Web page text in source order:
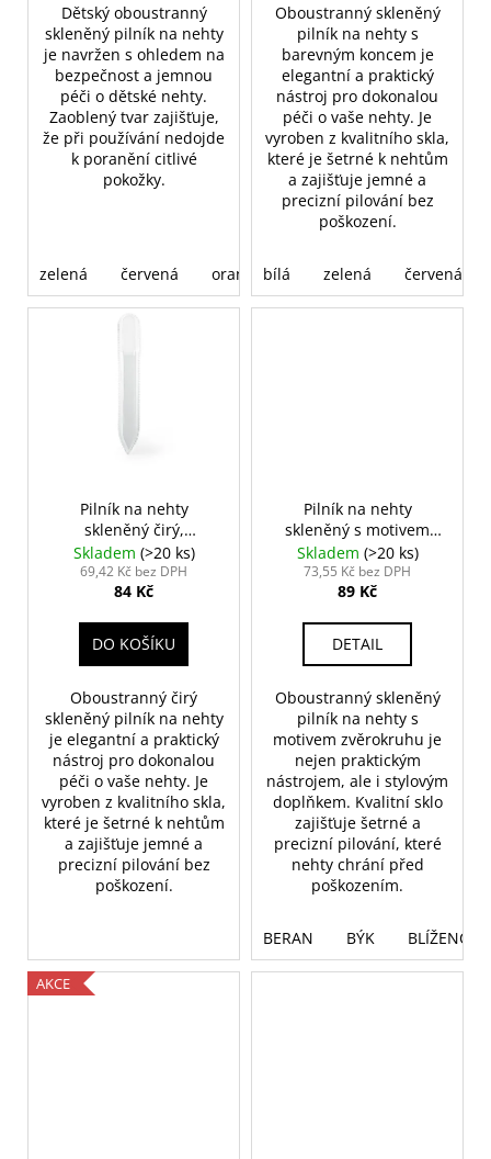
Dětský oboustranný
skleněný pilník na nehty
je navržen s ohledem na
bezpečnost a jemnou
péči o dětské nehty.
Zaoblený tvar zajišťuje,
že při používání nedojde
k poranění citlivé
pokožky.
zelená červená oranžová
Oboustranný skleněný
pilník na nehty s
barevným koncem je
elegantní a praktický
nástroj pro dokonalou
péči o vaše nehty. Je
vyroben z kvalitního skla,
které je šetrné k nehtům
a zajišťuje jemné a
precizní pilování bez
poškození.
bílá zelená červená
Pilník na nehty
skleněný čirý,
oboustranný
Skladem (>20 ks)
69,42 Kč bez DPH
84 Kč
DO KOŠÍKU
Oboustranný čirý
skleněný pilník na nehty
je elegantní a praktický
nástroj pro dokonalou
péči o vaše nehty. Je
vyroben z kvalitního skla,
které je šetrné k nehtům
a zajišťuje jemné a
precizní pilování bez
poškození.
Pilník na nehty
skleněný s motivem
zvěrokruhu
Skladem (>20 ks)
73,55 Kč bez DPH
89 Kč
DETAIL
Oboustranný skleněný
pilník na nehty s
motivem zvěrokruhu je
nejen praktickým
nástrojem, ale i stylovým
doplňkem. Kvalitní sklo
zajišťuje šetrné a
precizní pilování, které
nehty chrání před
poškozením.
BERAN BÝK BLÍŽENCI
AKCE